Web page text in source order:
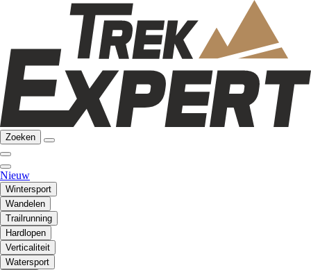
Zoeken
Nieuw
Wintersport
Wandelen
Trailrunning
Hardlopen
Verticaliteit
Watersport